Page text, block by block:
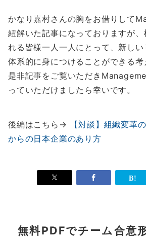
かなり嘉村さんの胸をお借りして
紐解いた記事になっておりますが
れる皆様一人一人にとって、新し
体系的に身につけることができる考
是非記事をご覧いただき
っていただけましたら幸いです。
後編はこちら→
【対談】組織変革
からの日本企業のあり方
無料PDFでチーム合意